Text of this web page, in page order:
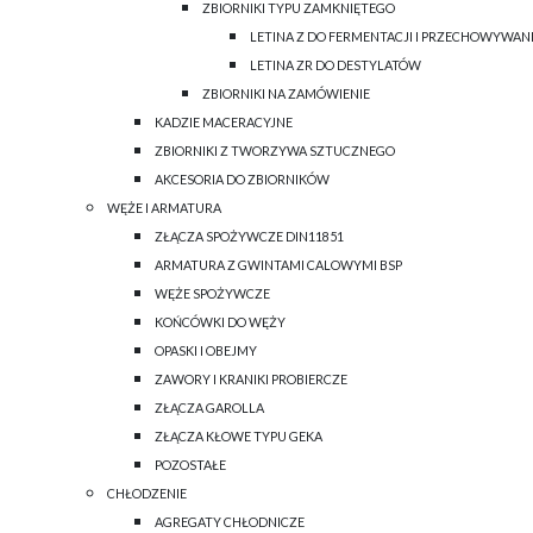
ZBIORNIKI TYPU ZAMKNIĘTEGO
LETINA Z DO FERMENTACJI I
LETINA ZR DO DESTYLATÓW
ZBIORNIKI NA ZAMÓWIENIE
KADZIE MACERACYJNE
ZBIORNIKI Z TWORZYWA SZTUCZNEGO
AKCESORIA DO ZBIORNIKÓW
WĘŻE I ARMATURA
ZŁĄCZA SPOŻYWCZE DIN11851
ARMATURA Z GWINTAMI CALOWYMI BSP
WĘŻE SPOŻYWCZE
KOŃCÓWKI DO WĘŻY
OPASKI I OBEJMY
ZAWORY I KRANIKI PROBIERCZE
ZŁĄCZA GAROLLA
ZŁĄCZA KŁOWE TYPU GEKA
POZOSTAŁE
CHŁODZENIE
AGREGATY CHŁODNICZE